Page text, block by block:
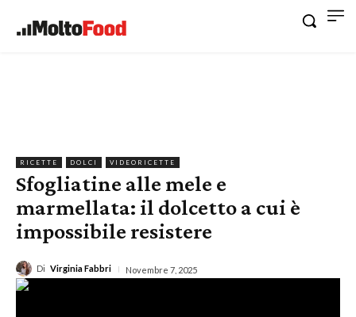
RICETTE DOLCI VIDEORICETTE
Sfogliatine alle mele e
marmellata: il dolcetto a cui è
impossibile resistere
Di Virginia Fabbri Novembre 7, 2025